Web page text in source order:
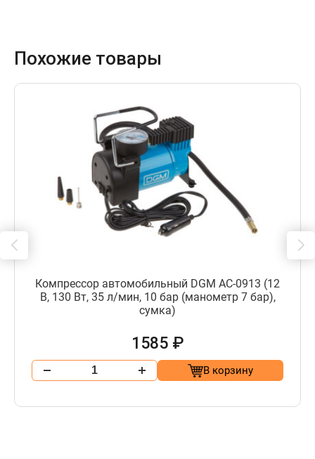
Похожие товары
Компрессор автомобильный DGM AC-0913 (12
В, 130 Вт, 35 л/мин, 10 бар (манометр 7 бар),
сумка)
1585 ₽
В корзину